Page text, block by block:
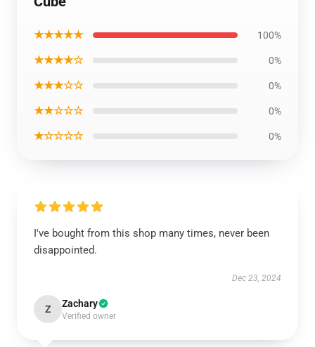
★★★★★ 100%
★★★★☆ 0%
★★★☆☆ 0%
★★☆☆☆ 0%
★☆☆☆☆ 0%
I've bought from this shop many times, never been
disappointed.
Dec 23, 2024
Z Zachary
Verified owner